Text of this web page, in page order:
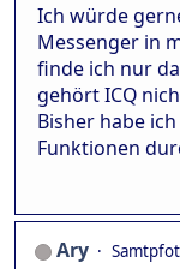
Ich würde
Messenger in
finde ich nur
gehört ICQ
Bisher habe
Funktionen
Ary